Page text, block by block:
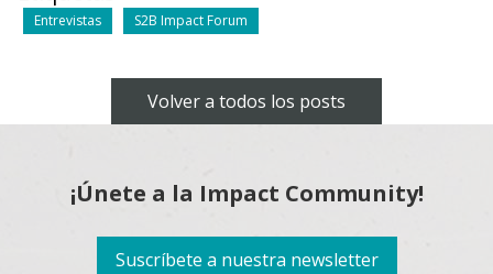
Entrevistas S2B Impact Forum
Volver a todos los posts
¡Únete a la Impact Community!
Suscríbete a nuestra newsletter